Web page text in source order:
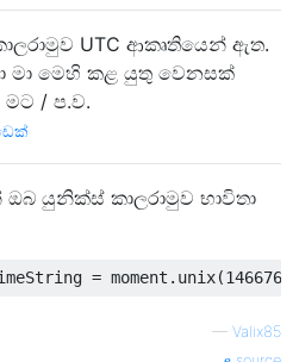
UTC ආකෘතියෙන් ඇත.
මා මෙහි කළ යුතු වෙනසක්
මට / ප.ව.
යුනික්ස් කාලරාමුව භාවිතා
= moment . unix(
— Valix85